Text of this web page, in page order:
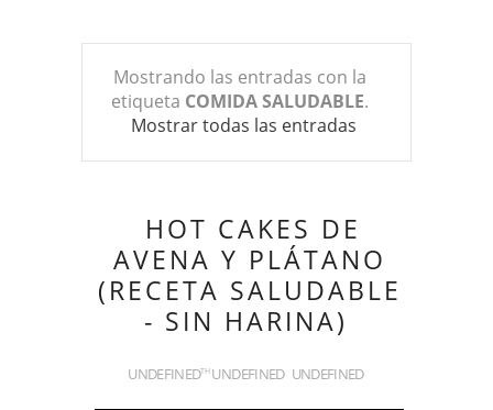
Mostrando las entradas con la
etiqueta COMIDA SALUDABLE.
Mostrar todas las entradas
HOT CAKES DE
AVENA Y PLÁTANO
(RECETA SALUDABLE
- SIN HARINA)
UNDEFINEDTH UNDEFINED UNDEFINED